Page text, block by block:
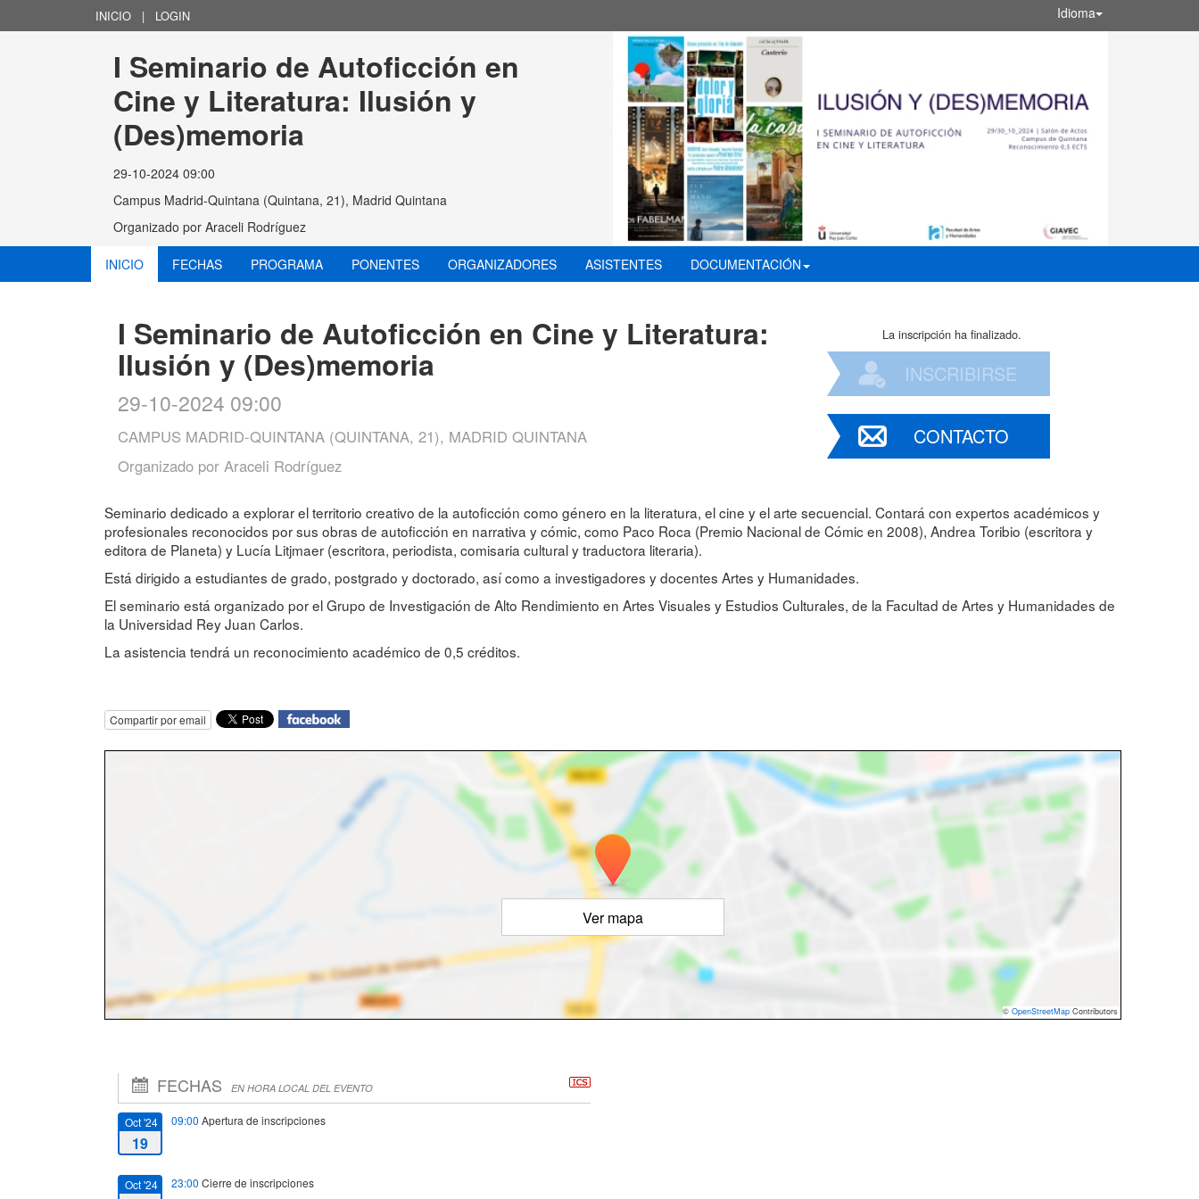
INICIO | LOGIN Idioma
I Seminario de Autoficción en
Cine y Literatura: Ilusión y
(Des)memoria
29-10-2024 09:00
Campus Madrid-Quintana (Quintana, 21), Madrid Quintana
Organizado por Araceli Rodríguez
INICIO FECHAS PROGRAMA PONENTES ORGANIZADORES ASISTENTES DOCUMENTACIÓN
I Seminario de Autoficción en Cine y Literatura:
Ilusión y (Des)memoria
29-10-2024 09:00
CAMPUS MADRID-QUINTANA (QUINTANA, 21), MADRID QUINTANA
Organizado por Araceli Rodríguez
La inscripción ha finalizado.
INSCRIBIRSE
CONTACTO
Seminario dedicado a explorar el territorio creativo de la autoficción como género en la literatura, el cine y el arte secuencial. Contará con expertos académicos y
profesionales reconocidos por sus obras de autoficción en narrativa y cómic, como Paco Roca (Premio Nacional de Cómic en 2008), Andrea Toribio (escritora y
editora de Planeta) y Lucía Litjmaer (escritora, periodista, comisaria cultural y traductora literaria).
Está dirigido a estudiantes de grado, postgrado y doctorado, así como a investigadores y docentes Artes y Humanidades.
El seminario está organizado por el Grupo de Investigación de Alto Rendimiento en Artes Visuales y Estudios Culturales, de la Facultad de Artes y Humanidades de
la Universidad Rey Juan Carlos.
La asistencia tendrá un reconocimiento académico de 0,5 créditos.
Compartir por email
Ver mapa
© OpenStreetMap Contributors
FECHAS EN HORA LOCAL DEL EVENTO
Oct '24
19
09:00 Apertura de inscripciones
Oct '24 23:00 Cierre de inscripciones